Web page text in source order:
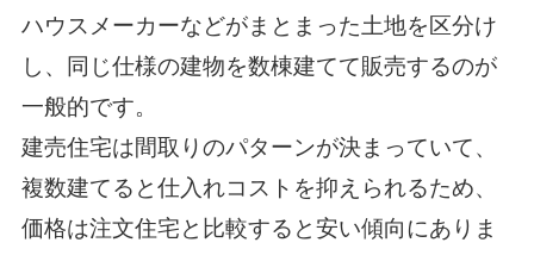
ハウスメーカーなどがまとまった土地を区分け
し、同じ仕様の建物を数棟建てて販売するのが
一般的です。
建売住宅は間取りのパターンが決まっていて、
複数建てると仕入れコストを抑えられるため、
価格は注文住宅と比較すると安い傾向にありま